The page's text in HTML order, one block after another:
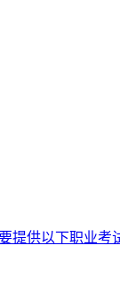
提供以下职业